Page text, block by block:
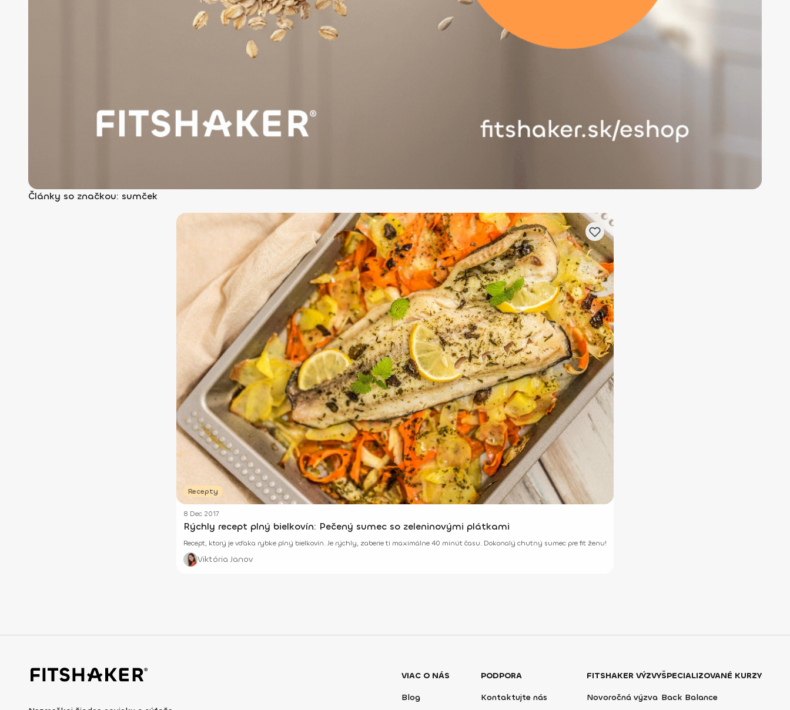
Články so značkou: sumček
Recepty
8 Dec 2017
Rýchly recept plný bielkovín: Pečený sumec so zeleninovými plátkami
Recept, ktorý je vďaka rybke plný bielkovín. Je rýchly, zaberie ti maximálne 40 minút času. Dokonalý chutný sumec pre fit ženu!
Viktória Janov
VIAC O NÁS
Blog
PODPORA
Kontaktujte nás
FITSHAKER VÝZVY
Novoročná výzva
ŠPECIALIZOVANÉ KURZY
Back Balance